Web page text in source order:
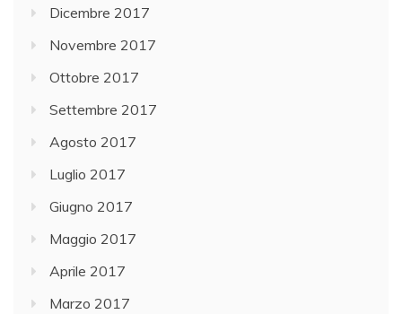
Dicembre 2017
Novembre 2017
Ottobre 2017
Settembre 2017
Agosto 2017
Luglio 2017
Giugno 2017
Maggio 2017
Aprile 2017
Marzo 2017